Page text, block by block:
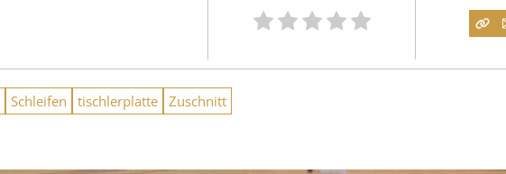
Schleifen tischlerplatte Zuschnitt